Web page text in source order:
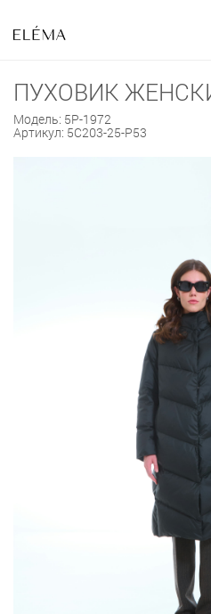
ПУХОВИК
Модель: 5P-1972
Артикул: 5С203-25-Р53